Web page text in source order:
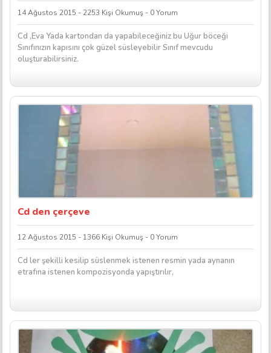
14 Ağustos 2015 - 2253 Kişi Okumuş - 0 Yorum
Cd ,Eva Yada kartondan da yapabileceğiniz bu Uğur böceği
Sınıfınızın kapısını çok güzel süsleyebilir Sınıf mevcudu
oluşturabilirsiniz.
Cd den çerçeve
12 Ağustos 2015 - 1366 Kişi Okumuş - 0 Yorum
Cd ler şekilli kesilip süslenmek istenen resmin yada aynanın
etrafına istenen kompozisyonda yapıştırılır,